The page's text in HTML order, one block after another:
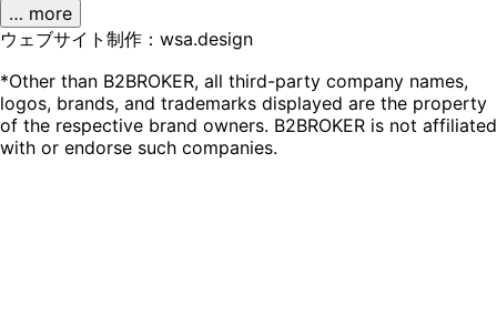
… more
ウェブサイト制作：wsa.design
*Other than B2BROKER, all third-party company names,
logos, brands, and trademarks displayed are the property
of the respective brand owners. B2BROKER is not affiliated
with or endorse such companies.